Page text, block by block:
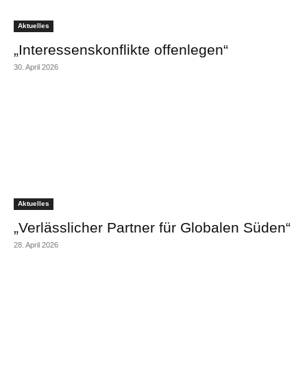
Aktuelles
„Interessenskonflikte offenlegen“
30. April 2026
Aktuelles
„Verlässlicher Partner für Globalen Süden“
28. April 2026